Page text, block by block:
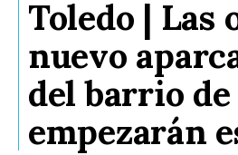
Toledo | Las
nuevo
del barrio de
empezarán